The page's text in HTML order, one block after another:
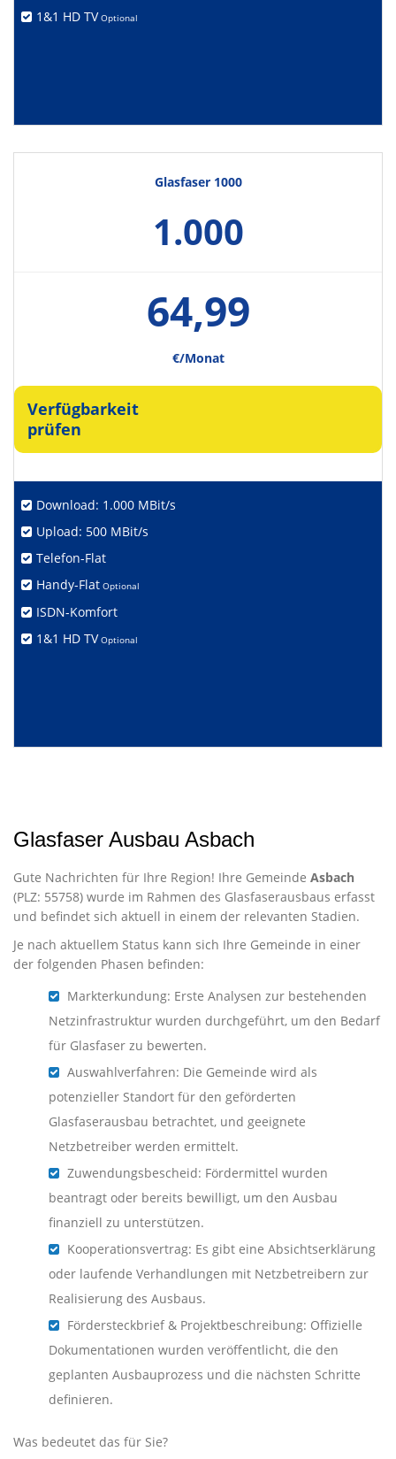
1&1 HD TV Optional
Glasfaser 1000
1.000
64,99
€/Monat
Verfügbarkeit
prüfen
Download: 1.000 MBit/s
Upload: 500 MBit/s
Telefon-Flat
Handy-Flat Optional
ISDN-Komfort
1&1 HD TV Optional
Glasfaser Ausbau Asbach
Gute Nachrichten für Ihre Region! Ihre Gemeinde Asbach
(PLZ: 55758) wurde im Rahmen des Glasfaserausbaus erfasst
und befindet sich aktuell in einem der relevanten Stadien.
Je nach aktuellem Status kann sich Ihre Gemeinde in einer
der folgenden Phasen befinden:
Markterkundung: Erste Analysen zur bestehenden
Netzinfrastruktur wurden durchgeführt, um den Bedarf
für Glasfaser zu bewerten.
Auswahlverfahren: Die Gemeinde wird als
potenzieller Standort für den geförderten
Glasfaserausbau betrachtet, und geeignete
Netzbetreiber werden ermittelt.
Zuwendungsbescheid: Fördermittel wurden
beantragt oder bereits bewilligt, um den Ausbau
finanziell zu unterstützen.
Kooperationsvertrag: Es gibt eine Absichtserklärung
oder laufende Verhandlungen mit Netzbetreibern zur
Realisierung des Ausbaus.
Fördersteckbrief & Projektbeschreibung: Offizielle
Dokumentationen wurden veröffentlicht, die den
geplanten Ausbauprozess und die nächsten Schritte
definieren.
Was bedeutet das für Sie?